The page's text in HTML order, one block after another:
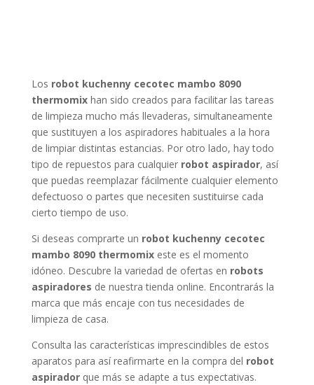
Los robot kuchenny cecotec mambo 8090
thermomixhan sido creados para facilitar las tareas
de limpieza mucho más llevaderas, simultaneamente
que sustituyen a los aspiradores habituales a la hora
de limpiar distintas estancias. Por otro lado, hay todo
tipo de repuestos para cualquier robot aspirador, así
que puedas reemplazar fácilmente cualquier elemento
defectuoso o partes que necesiten sustituirse cada
cierto tiempo de uso.
Si deseas comprarte un robot kuchenny cecotec
mambo 8090 thermomixeste es el momento
idóneo. Descubre la variedad de ofertas en robots
aspiradores de nuestra tienda online. Encontrarás la
marca que más encaje con tus necesidades de
limpieza de casa.
Consulta las características imprescindibles de estos
aparatos para así reafirmarte en la compra del robot
aspiradorque más se adapte a tus expectativas.